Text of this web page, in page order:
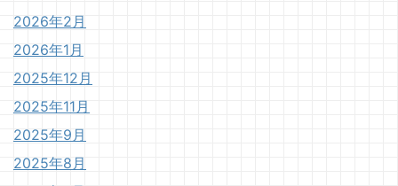
2026年2月
2026年1月
2025年12月
2025年11月
2025年9月
2025年8月